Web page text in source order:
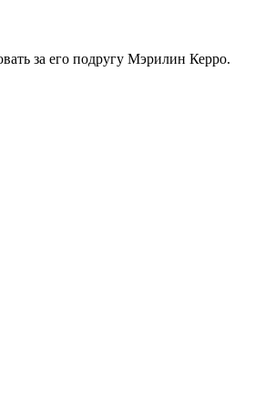
за его подругу Мэрилин Керро.